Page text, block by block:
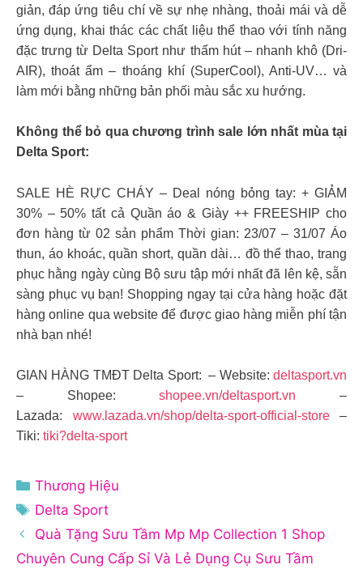
giản, đáp ứng tiêu chí về sự nhẹ nhàng, thoải mái và dễ
ứng dụng, khai thác các chất liệu thể thao với tính năng
đặc trưng từ Delta Sport như thấm hút – nhanh khô (Dri-
AIR), thoát ẩm – thoáng khí (SuperCool), Anti-UV… và
làm mới bằng những bản phối màu sắc xu hướng.
Không thể bỏ qua chương trình sale lớn nhất mùa tại
Delta Sport:
SALE HÈ RỰC CHÁY – Deal nóng bỏng tay: + GIẢM
30% – 50% tất cả Quần áo & Giày ++ FREESHIP cho
đơn hàng từ 02 sản phẩm Thời gian: 23/07 – 31/07 Áo
thun, áo khoác, quần short, quần dài… đồ thể thao, trang
phục hằng ngày cùng Bộ sưu tập mới nhất đã lên kệ, sẵn
sàng phục vụ bạn! Shopping ngay tại cửa hàng hoặc đặt
hàng online qua website để được giao hàng miễn phí tận
nhà bạn nhé!
GIAN HÀNG TMĐT Delta Sport: – Website: deltasport.vn
– Shopee:shopee.vn/deltasport.vn –
Lazada: www.lazada.vn/shop/delta-sport-official-store–
Tiki: tiki?delta-sport
Danh
mục
Thương Hiệu
Thẻ
Delta Sport
Quà Tặng Sưu Tầm Mp Mp Collection 1 Shop
Chuyên Cung Cấp Sỉ Và Lẻ Dụng Cụ Sưu Tầm